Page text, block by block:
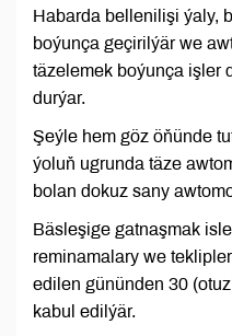
Habarda bellenilişi ýaly,
boýunça geçirilýär we
täzelemek boýunça işler
durýar.
Şeýle hem göz öňünde
ýoluň ugrunda täze
bolan dokuz sany
Bäsleşige gatnaşmak
reminamalary we
edilen gününden 30
kabul edilýär.